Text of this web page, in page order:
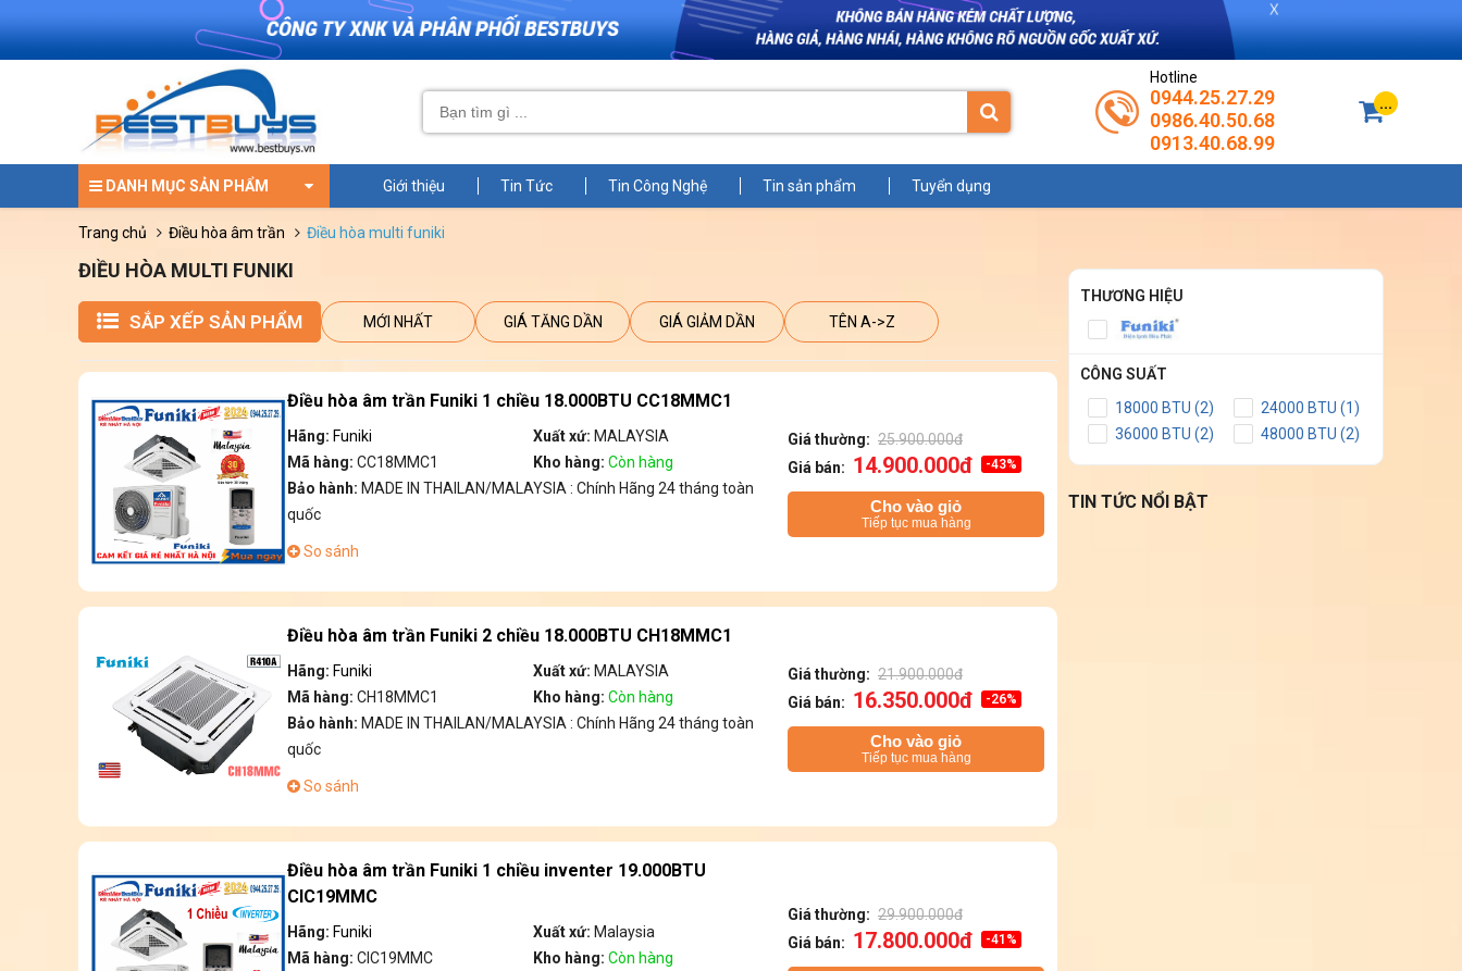
Hotline
0944.25.27.29
0986.40.50.68
0913.40.68.99
...
DANH MỤC SẢN PHẨM Giới thiệu Tin Tức Tin Công Nghệ Tin sản phẩm Tuyển dụng
trang chủ điều hòa âm trần điều hòa multi funiki
ĐIỀU HÒA MULTI FUNIKI
SẮP XẾP SẢN PHẨM MỚI NHẤT GIÁ TĂNG DẦN GIÁ GIẢM DẦN TÊN A->Z
Điều hòa âm trần Funiki 1 chiều 18.000BTU CC18MMC1
Hãng: Funiki Xuất xứ: MALAYSIA
Mã hàng: CC18MMC1 Kho hàng: Còn hàng
Bảo hành: MADE IN THAILAN/MALAYSIA : Chính Hãng 24 tháng toàn
quốc
So sánh
Giá thường: 25.900.000đ
Giá bán: 14.900.000đ -43%
Cho vào giỏ
Tiếp tục mua hàng
Điều hòa âm trần Funiki 2 chiều 18.000BTU CH18MMC1
Hãng: Funiki Xuất xứ: MALAYSIA
Mã hàng: CH18MMC1 Kho hàng: Còn hàng
Bảo hành: MADE IN THAILAN/MALAYSIA : Chính Hãng 24 tháng toàn
quốc
So sánh
Giá thường: 21.900.000đ
Giá bán: 16.350.000đ -26%
Cho vào giỏ
Tiếp tục mua hàng
Điều hòa âm trần Funiki 1 chiều inventer 19.000BTU
CIC19MMC
Hãng: Funiki Xuất xứ: Malaysia
Mã hàng: CIC19MMC Kho hàng: Còn hàng
Giá thường: 29.900.000đ
Giá bán: 17.800.000đ -41%
THƯƠNG HIỆU
CÔNG SUẤT
18000 BTU (2)
24000 BTU (1)
36000 BTU (2)
48000 BTU (2)
TIN TỨC NỔI BẬT